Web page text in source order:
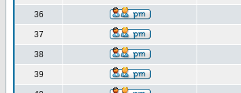
36
37
38
39